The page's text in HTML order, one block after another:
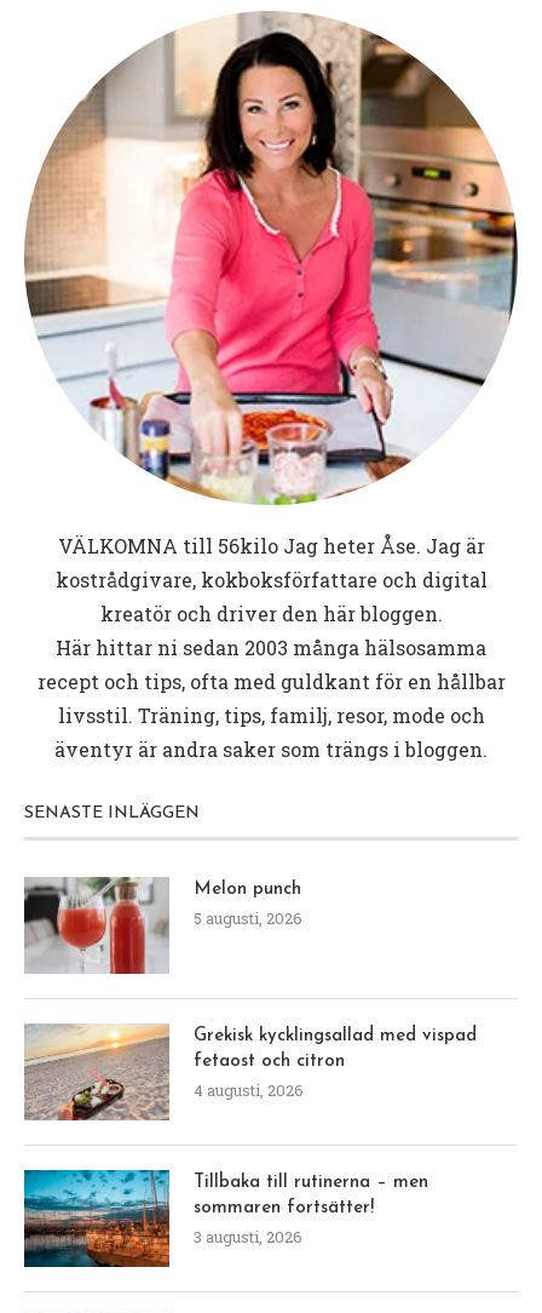
VÄLKOMNA till 56kiloJag heter Åse. Jag är
kostrådgivare, kokboksförfattare och digital
kreatör och driver den här bloggen.
Här hittar ni sedan 2003 många hälsosamma
recept och tips, ofta med guldkant för en hållbar
livsstil. Träning, tips, familj, resor, mode och
äventyr är andra saker som trängs i bloggen.
SENASTE INLÄGGEN
Melon punch
5 augusti, 2026
Grekisk kycklingsallad med vispad
fetaost och citron
4 augusti, 2026
Tillbaka till rutinerna – men
sommaren fortsätter!
3 augusti, 2026